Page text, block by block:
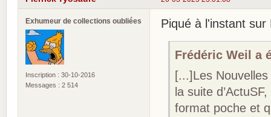
Exhumeur de collections oubliées
Inscription : 30-10-2016
Messages : 2 514
Piqué à l'instant sur
Frédéric Weil a
[...]Les
la suite
format poche et